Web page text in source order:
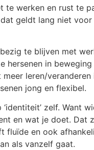
werken en rust te
geldt lang niet
te blijven met
in
leren/
jong en flexibel.
zelf.
en wat je doet.
en ook
als vanzelf gaat.